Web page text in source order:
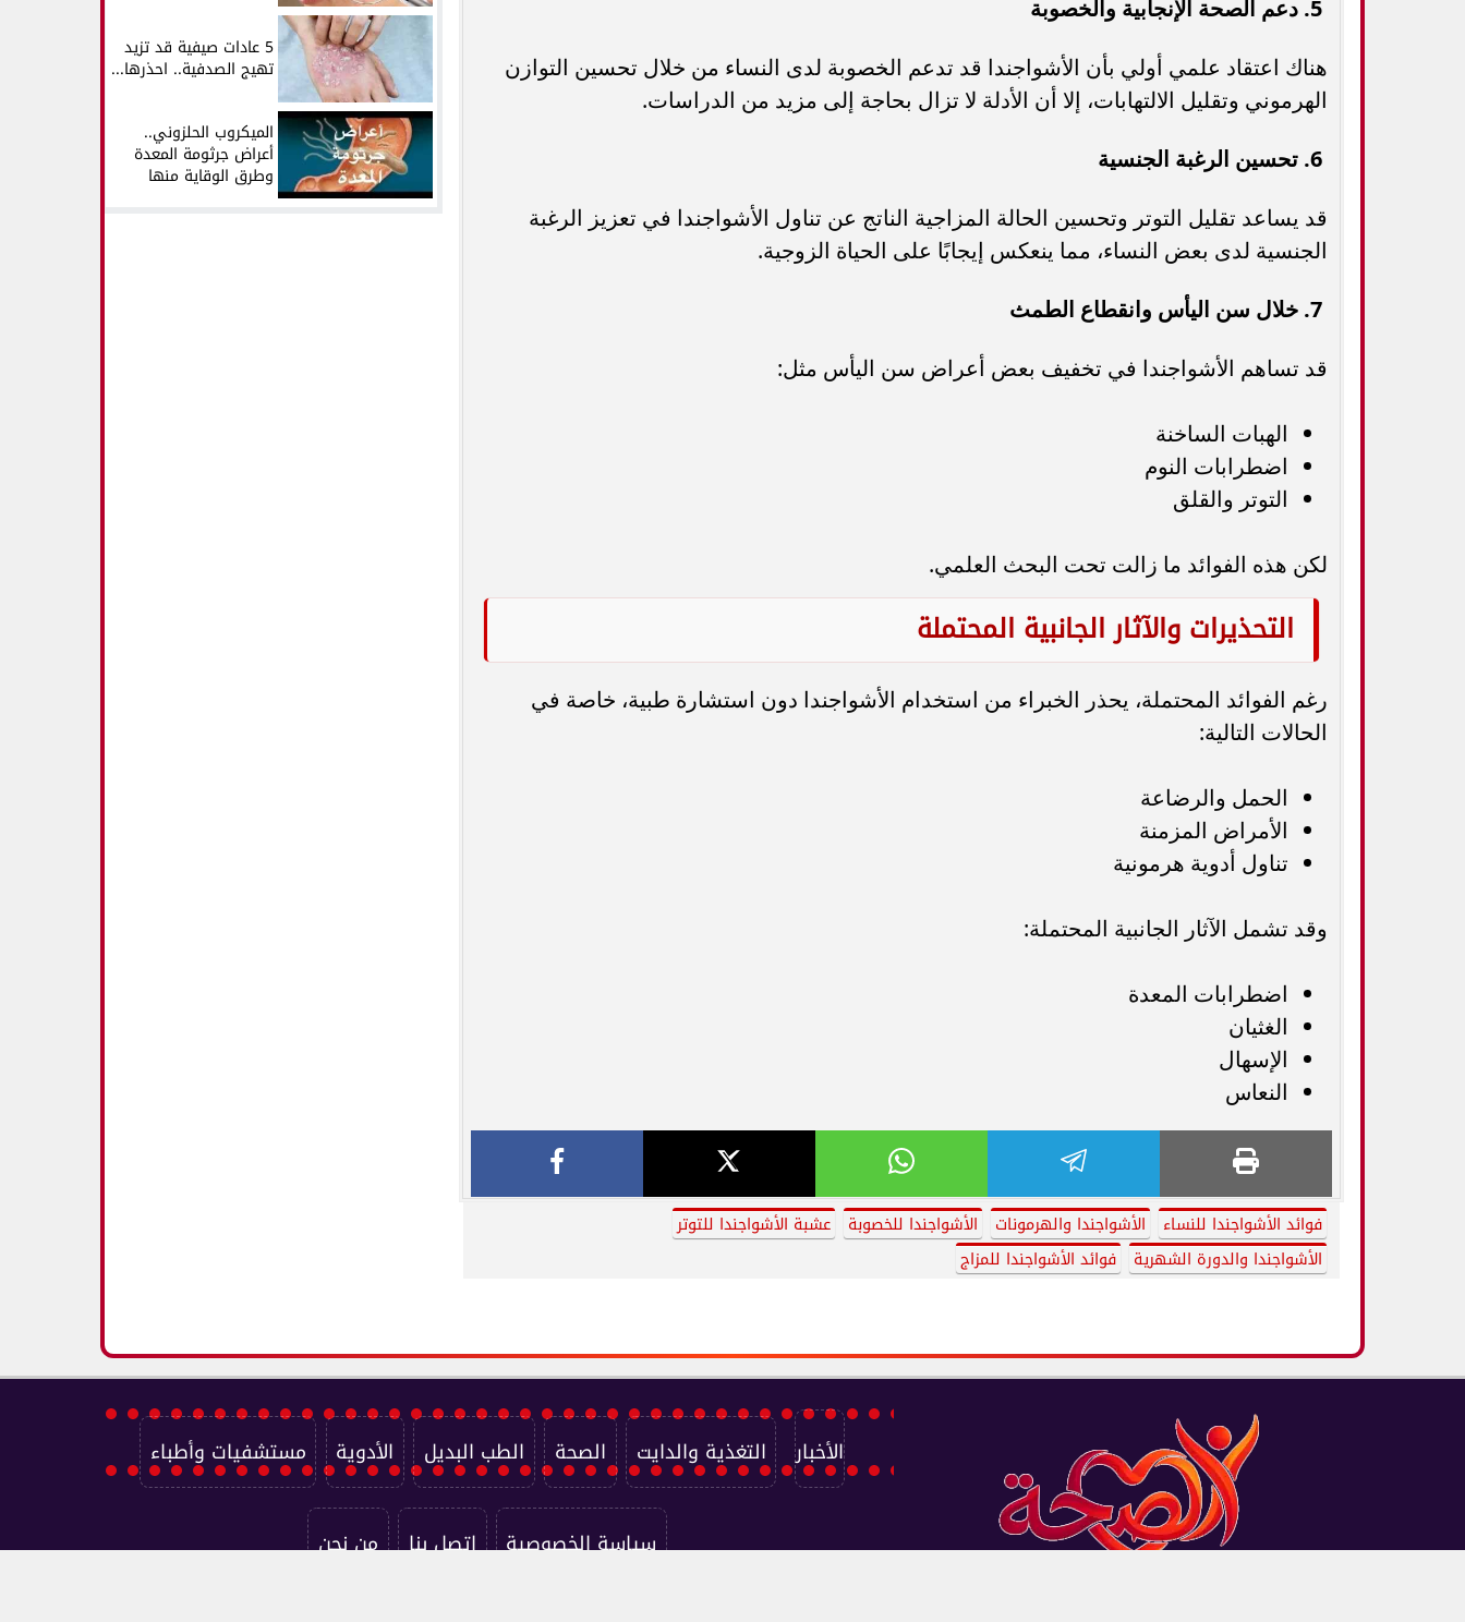
هناك اعتقاد علمي أولي بأن الأشواجندا قد تدعم الخصوبة لدى النساء من خلال تحسين التوازن
الهرموني وتقليل الالتهابات، إلا أن الأدلة لا تزال بحاجة إلى مزيد من الدراسات.
قد يساعد تقليل التوتر وتحسين الحالة المزاجية الناتج عن تناول الأشواجندا في تعزيز الرغبة
الجنسية لدى بعض النساء، مما ينعكس إيجابًا على الحياة الزوجية.
قد تساهم الأشواجندا في تخفيف بعض أعراض سن اليأس مثل:
الهبات الساخنة
اضطرابات النوم
التوتر والقلق
لكن هذه الفوائد ما زالت تحت البحث العلمي.
التحذيرات والآثار الجانبية المحتملة
رغم الفوائد المحتملة، يحذر الخبراء من استخدام الأشواجندا دون استشارة طبية، خاصة في
الحالات التالية:
الحمل والرضاعة
الأمراض المزمنة
تناول أدوية هرمونية
وقد تشمل الآثار الجانبية المحتملة:
اضطرابات المعدة
الغثيان
الإسهال
النعاس
فوائد الأشواجندا للنساء الأشواجندا والهرمونات الأشواجندا للخصوبة
عشبة الأشواجندا للتوتر
الأشواجندا والدورة الشهرية
فوائد الأشواجندا للمزاج
5 عادات صيفية قد تزيد
تهيج الصدفية.. احذرها...
الميكروب الحلزوني..
أعراض جرثومة المعدة
وطرق الوقاية منها
الأخبار التغذية والدايت الصحة الطب البديل الأدوية مستشفيات وأطباء
سياسة الخصوصية اتصل بنا من نحن